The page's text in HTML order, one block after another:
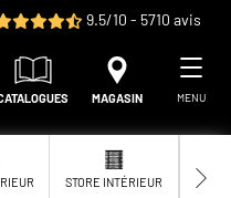
9.5/10 - 5710 avis
MAGASIN MENU
STORE INTÉRIEUR